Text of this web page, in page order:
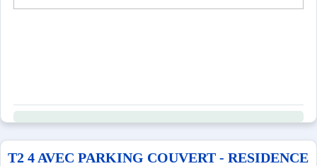
T2 4 AVEC PARKING COUVERT - RESIDENCE